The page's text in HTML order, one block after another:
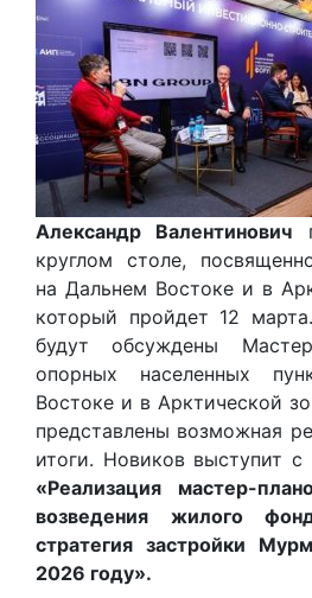
Александр Валентинович
круглом столе,
на Дальнем Востоке и в
который пройдет 12
будут обсуждены
опорных населенных
Востоке и в Арктической
представлены возможная
итоги. Новиков выступит
«Реализация мастер-
возведения жилого
стратегия застройки
2026 году».